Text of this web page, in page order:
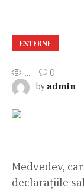
EXTERNE
...
0
by admin
Medvedev,
declarațiile